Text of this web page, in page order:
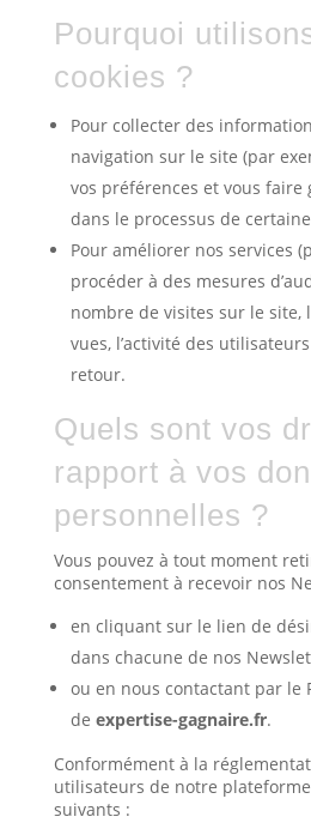
Pourquoi
cookies ?
Pour collecter des
navigation sur le site (par
vos préférences et vous faire
dans le processus de
Pour améliorer nos services
procéder à des mesures
nombre de visites sur le site,
vues, l’activité des
retour.
Quels sont vos
rapport à vos
personnelles ?
Vous pouvez à tout moment
consentement à recevoir nos
en cliquant sur le lien de
dans chacune de nos
ou en nous contactant par le
de expertise-gagnaire.fr.
Conformément à la
utilisateurs de notre
suivants :